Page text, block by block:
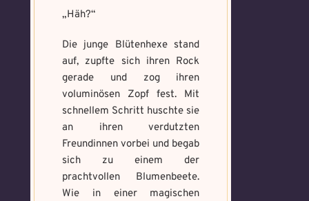
„Häh?“
Die junge Blütenhexe stand
auf, zupfte sich ihren Rock
gerade und zog ihren
voluminösen Zopf fest. Mit
schnellem Schritt huschte sie
an ihren verdutzten
Freundinnen vorbei und begab
sich zu einem der
prachtvollen Blumenbeete.
Wie in einer magischen